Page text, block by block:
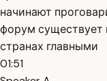
начинают
форум существует
странах главными
01:51